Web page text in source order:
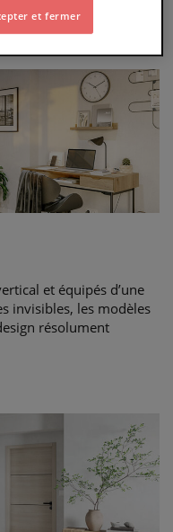
et équipés d’une
invisibles, les modèles
résolument
et fermer